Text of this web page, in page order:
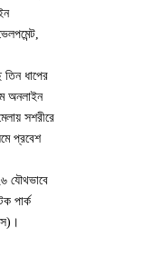
তিন ধাপের
অনলাইন
সশরীরে
প্রবেশ
যৌথভাবে
পার্ক